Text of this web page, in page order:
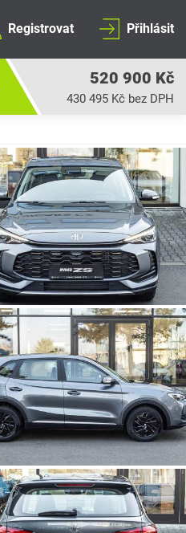
Registrovat Přihlásit
520 900 Kč
430 495 Kč bez DPH